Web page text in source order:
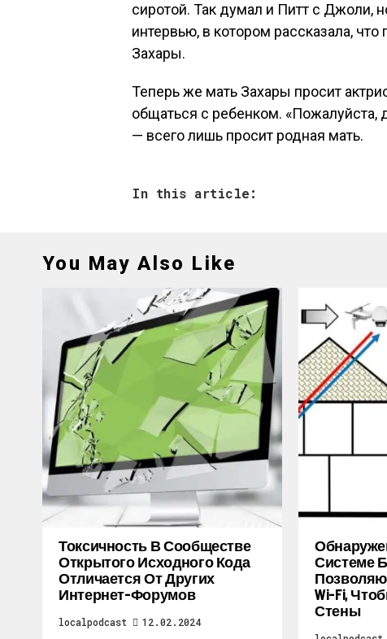
сиротой. Так думал и Питт с Джоли,
интервью, в котором рассказала,
Захары.
Теперь же мать Захары просит
общаться с ребенком. «Пожалуйста,
— всего лишь просит родная мать.
In this article:
You May Also Like
Токсичность В Сообществе
Открытого Исходного Кода
Отличается От Других
Интернет-Форумов
localpodcast 12.02.2024
Системе
Wi-Fi,
Стены